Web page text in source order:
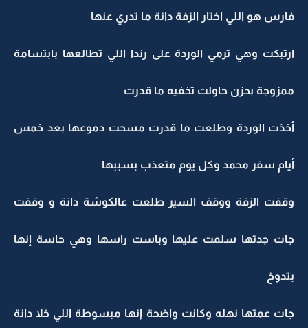
فارس هو اللي اختار الزفة دانة ما تدري عنها
ارتبكت وهي ترمي الوردة على رندا اللي تطالعها بابتسامة
ممزوجة بحزن حاولت تخفيه ما قدرت
أخذت الوردة وطلعت ما قدرت مسحت دموعها بعد خمس
أيام سفر محمد وكل يوم متعذب بسببها
وقفت الزفة ووقف السير طلعت عالكوشة دانة و وقفت
جات جدتها سلمت عليها وباست راسها وهي حاسة إنها
بتدوخ
جات عمتها نهله وكانت واضحة إنها مبسوطة اللي خلا دانة